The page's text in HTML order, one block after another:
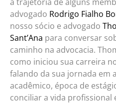
advogado Rodrigo Fialho
nosso sócio e advogado
Sant’Ana para conversar
caminho na advocacia.
como iniciou sua carreira
falando da sua jornada em
acadêmico, época de
conciliar a vida profissional